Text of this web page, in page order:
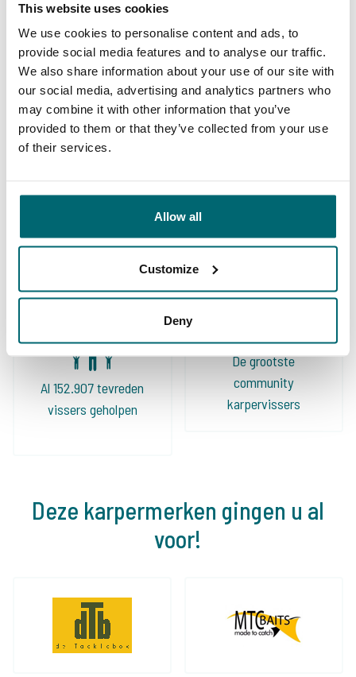
This website uses cookies
We use cookies to personalise content and ads, to
provide social media features and to analyse our traffic.
We also share information about your use of our site with
our social media, advertising and analytics partners who
may combine it with other information that you’ve
provided to them or that they’ve collected from your use
of their services.
Allow all
Customize
Deny
Carp Specialist hierin onze partner. Bij The
Carp Specialist weet je dat je niet voor
onaangename verassingen komt te staan en
dat alles tot in de puntjes geregeld is. Zijn
aanbod is groot en divers, zo kunnen wij onze
klanten altijd wat leuks bieden!
9/10 Robert & Martijn
karperreisbureau
Al 152.907 tevreden
vissers geholpen
De grootste
community
karpervissers
Deze karpermerken gingen u al
voor!